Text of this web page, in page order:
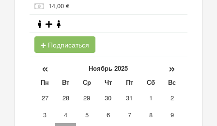
14,00 €
Подписаться
« Ноябрь 2025 »
Пн Вт Ср Чт Пт Сб
Вс
27
28 29 30 31 1
2
3
4 5 6 7 8
9